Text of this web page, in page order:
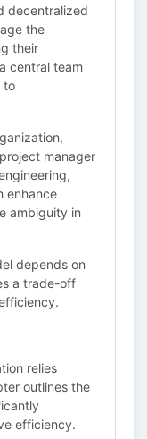
decentralized
the
their
central team
to
manager
enhance
ambiguity in
depends on
a trade-off
relies
outlines the
efficiency.